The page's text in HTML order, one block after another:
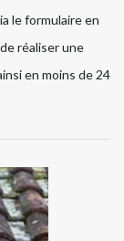
le formulaire en
réaliser une
en moins de 24